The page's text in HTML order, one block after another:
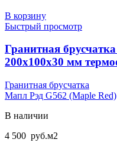
5
руб..
В корзину
Быстрый просмотр
Гранитная
200х100х30 мм
Гранитная брусчатка
Мапл Рэд G562 (Maple Red)
В наличии
4 500 руб.м2